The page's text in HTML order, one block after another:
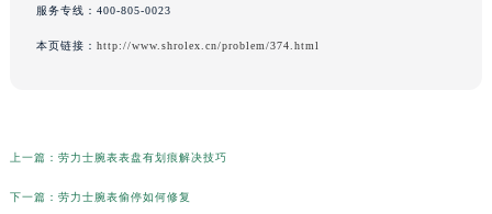
服务专线： 400-805-0023
本页链接： http://www.shrolex.cn/problem/374.html
上一篇： 劳力士腕表表盘有划痕解决技巧
下一篇： 劳力士腕表偷停如何修复